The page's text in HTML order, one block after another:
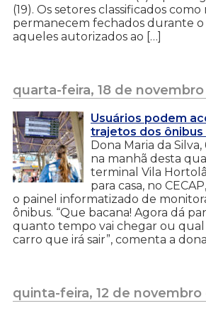
(19). Os setores classificados como
permanecem fechados durante
aqueles autorizados ao […]
quarta-feira, 18 de
Usuários podem
trajetos dos
Dona Maria da Silva,
na manhã desta
terminal Vila
para casa, no
o painel informatizado de
ônibus. “Que bacana! Agora dá
quanto tempo vai chegar ou qual
carro que irá sair”, comenta a
quinta-feira, 12 de novembro